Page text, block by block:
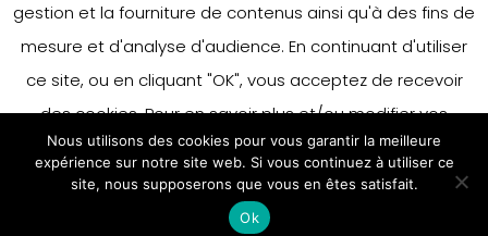
gestion et la fourniture de contenus ainsi qu'à des fins de
mesure et d'analyse d'audience. En continuant d'utiliser
ce site, ou en cliquant "OK", vous acceptez de recevoir
des cookies. Pour en savoir plus et/ou modifier vos
préférences en matière de cookies, merci de vous référer
à notre politique sur les cookies.
Accepter
En savoir plus
Nous utilisons des cookies pour vous garantir la meilleure
expérience sur notre site web. Si vous continuez à utiliser ce
site, nous supposerons que vous en êtes satisfait.
Ok